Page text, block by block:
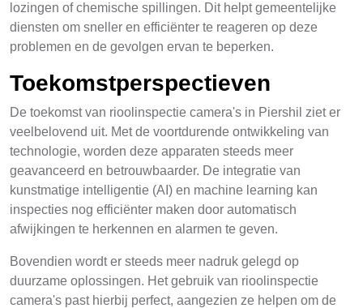
lozingen of chemische spillingen. Dit helpt gemeentelijke
diensten om sneller en efficiënter te reageren op deze
problemen en de gevolgen ervan te beperken.
Toekomstperspectieven
De toekomst van rioolinspectie camera's in Piershil ziet er
veelbelovend uit. Met de voortdurende ontwikkeling van
technologie, worden deze apparaten steeds meer
geavanceerd en betrouwbaarder. De integratie van
kunstmatige intelligentie (AI) en machine learning kan
inspecties nog efficiënter maken door automatisch
afwijkingen te herkennen en alarmen te geven.
Bovendien wordt er steeds meer nadruk gelegd op
duurzame oplossingen. Het gebruik van rioolinspectie
camera's past hierbij perfect, aangezien ze helpen om de